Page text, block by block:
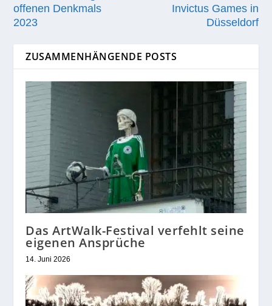
offenen Denkmals
2023
Invictus Games in
Düsseldorf
ZUSAMMENHÄNGENDE POSTS
Das ArtWalk-Festival verfehlt seine
eigenen Ansprüche
14. Juni 2026